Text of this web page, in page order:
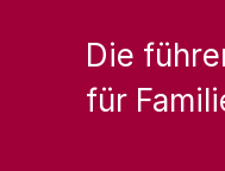
Die
für